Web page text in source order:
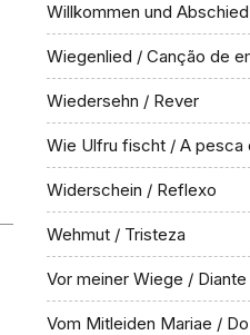
Willkommen und
Wiegenlied / Canção de
Wiedersehn / Rever
Wie Ulfru fischt / A pesca
Widerschein / Reflexo
Wehmut / Tristeza
Vor meiner Wiege /
Vom Mitleiden Mariae /